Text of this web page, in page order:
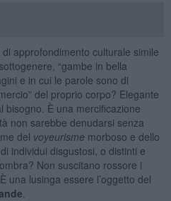
approfondimento culturale simile
“gambe in bella
e in cui le parole sono di
del proprio corpo? Elegante
bisogno. È una mercificazione
non sarebbe denudarsi senza
del voyeurisme morboso e dello
individui disgustosi, o distinti e
Non suscitano rossore i
una lusinga essere l’oggetto del